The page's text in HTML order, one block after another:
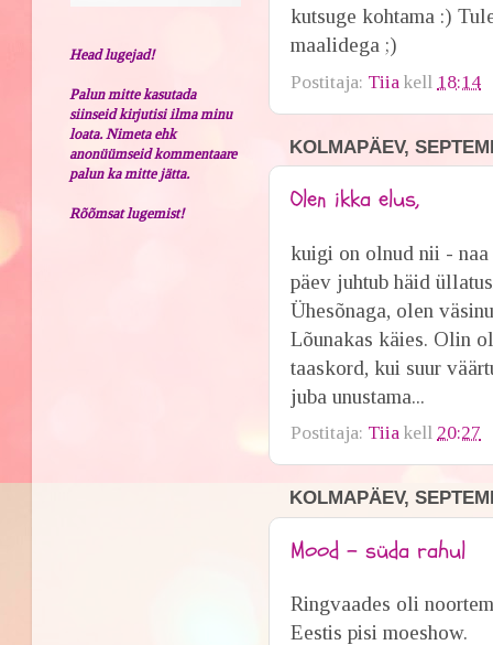
kutsuge kohtama :)
maalidega ;)
Postitaja: Tiia kell 18:14
KOLMAPÄEV,
Olen ikka elus,
kuigi on olnud nii -
päev juhtub häid
Ühesõnaga, olen
Lõunakas käies. Olin
taaskord, kui suur
juba unustama...
Postitaja: Tiia kell 20:27
KOLMAPÄEV,
Mood - süda rahul
Ringvaades oli
Eestis pisi moeshow.
Head lugejad!
Palun mitte kasutada
siinseid kirjutisi ilma minu
loata. Nimeta ehk
anonüümseid kommentaare
palun ka mitte jätta.
Rõõmsat lugemist!